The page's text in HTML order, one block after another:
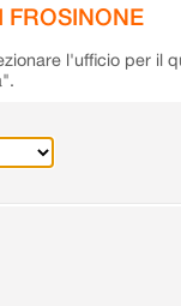
FROSINONE
l'ufficio per il